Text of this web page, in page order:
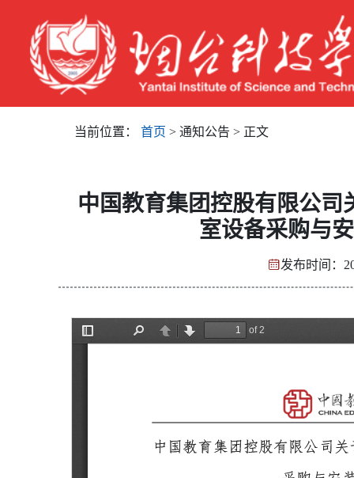
当前位置： 首页 > 通知公告 > 正文
中国教育集团控股有限公
室设备采购与
发布时间：